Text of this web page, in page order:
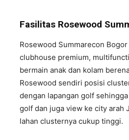
Fasilitas Rosewood
Rosewood Summarecon
clubhouse premium,
bermain anak dan kolam
Rosewood sendiri posisi
dengan lapangan golf
golf dan juga view ke city arah
lahan clusternya cukup tinggi.